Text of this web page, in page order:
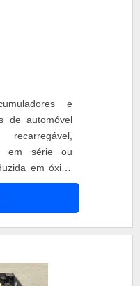
e
de automóvel
em série ou
em óxido
bateria tem 6
ou pilhas que
encontrar